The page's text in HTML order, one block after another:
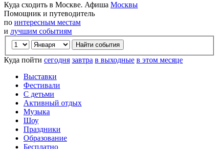
Куда сходить в Москве. Афиша Москвы
Помощник и путеводитель
по интересным местам
и лучшим событиям
Куда пойти сегодня завтра в выходные в этом месяце
Выставки
Фестивали
С детьми
Активный отдых
Музыка
Шоу
Праздники
Образование
Бесплатно